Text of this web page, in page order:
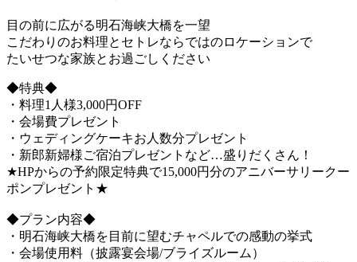
目の前に広がる明石海峡大橋を一望
こだわりのお料理とセトレならではのロケーションで
たいせつな家族とお過ごしください
◆特典◆
・料理1人様3,000円OFF
・会場費プレゼント
・ウェディングケーキお人数分プレゼント
・新郎新婦様ご宿泊プレゼントなど…盛りだくさん！
★HPからの予約限定特典で15,000円分のアニバーサリークー
ポンプレゼント★
◆プラン内容◆
・明石海峡大橋を目前に望むチャペルでの感動の挙式
・会場使用料（披露宴会場/ブライズルーム）